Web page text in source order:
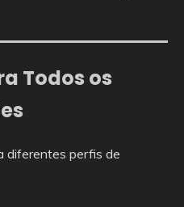
Todos os
diferentes perfis de